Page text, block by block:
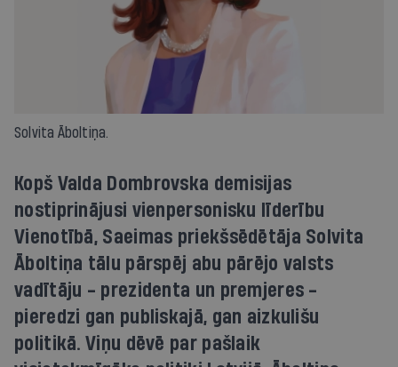
Solvita Āboltiņa.
Kopš Valda Dombrovska demisijas
nostiprinājusi vienpersonisku līderību
Vienotībā, Saeimas priekšsēdētāja Solvita
Āboltiņa tālu pārspēj abu pārējo valsts
vadītāju - prezidenta un premjeres -
pieredzi gan publiskajā, gan aizkulišu
politikā. Viņu dēvē par pašlaik